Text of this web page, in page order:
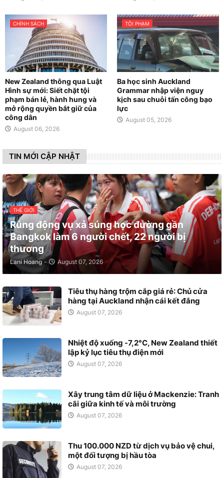
CHÍNH SÁCH
New Zealand thông qua Luật
Hình sự mới: Siết chặt tội
phạm bán lẻ, hành hung và
mở rộng quyền bắt giữ của
công dân
August 06, 2026
TỘI PHẠM
Ba học sinh Auckland
Grammar nhập viện nguy
kịch sau chuỗi tấn công bạo
lực
August 05, 2026
TIN MỚI CẬP NHẬT
THẾ GIỚI
Rúng động vụ xả súng học đường gần
Bangkok làm 6 người chết, 22 người bị
thương
Lani Hoang - August 07, 2026
Tiêu thụ hàng trộm cắp giá rẻ: Chủ cửa
hàng tại Auckland nhận cái kết đắng
August 07, 2026
Nhiệt độ xuống -7,2°C, New Zealand thiết
lập kỷ lục tiêu thụ điện mới
August 07, 2026
Xây trung tâm dữ liệu ở Mackenzie: Tranh
cãi giữa kinh tế và môi trường
August 07, 2026
Thu 100.000 NZD từ dịch vụ bảo vệ chui,
một đối tượng bị hầu tòa
August 07, 2026